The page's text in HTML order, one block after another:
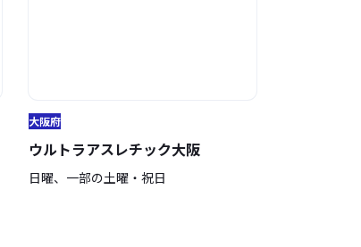
大阪府
ウルトラアスレチック大阪
日曜、一部の土曜・祝日